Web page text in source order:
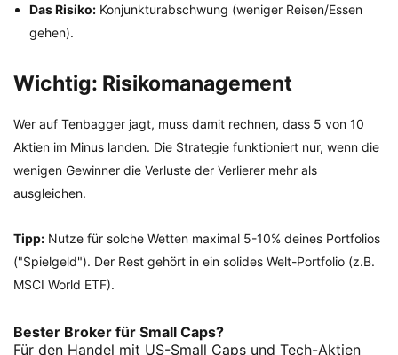
Das Risiko: Konjunkturabschwung (weniger Reisen/Essen
gehen).
Wichtig: Risikomanagement
Wer auf Tenbagger jagt, muss damit rechnen, dass 5 von 10
Aktien im Minus landen. Die Strategie funktioniert nur, wenn die
wenigen Gewinner die Verluste der Verlierer mehr als
ausgleichen.
Tipp: Nutze für solche Wetten maximal 5-10% deines Portfolios
("Spielgeld"). Der Rest gehört in ein solides Welt-Portfolio (z.B.
MSCI World ETF).
Bester Broker für Small Caps?
Für den Handel mit US-Small Caps und Tech-Aktien